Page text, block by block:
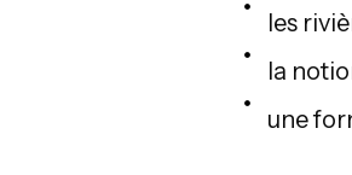
les
la
une